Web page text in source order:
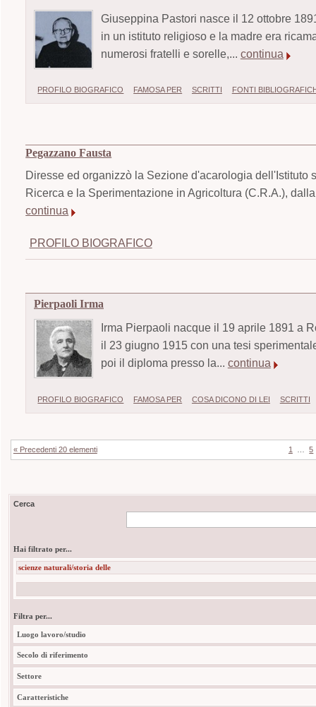
Giuseppina Pastori nasce il 12 ottobre
in un istituto religioso e la madre era
numerosi fratelli e sorelle,... continua
PROFILO BIOGRAFICO FAMOSA PER SCRITTI FONTI
Pegazzano Fausta
Diresse ed organizzò la Sezione d'acarologia
Ricerca e la Sperimentazione in Agricoltura (C.R.A.),
continua
PROFILO BIOGRAFICO
Pierpaoli Irma
Irma Pierpaoli nacque il 19 aprile 1891 a
il 23 giugno 1915 con una tesi
poi il diploma presso la... continua
PROFILO BIOGRAFICO FAMOSA PER COSA DICONO DI LEI SCRITTI
« Precedenti 20 elementi 1 5
Cerca
Hai filtrato per...
scienze naturali/storia delle
Filtra per...
Luogo lavoro/studio
Secolo di riferimento
Settore
Caratteristiche